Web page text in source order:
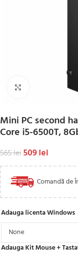
Click to enlarge
Mini PC second
Core i5-6500T,
565lei509lei
Comandă de
Adauga licenta Windows
Adauga Kit Mouse +